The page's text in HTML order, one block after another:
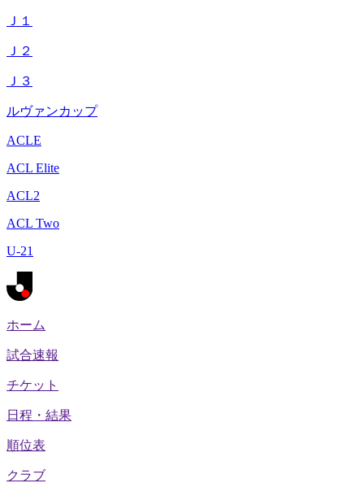
Ｊ１
Ｊ２
Ｊ３
ルヴァンカップ
ACLE
ACL Elite
ACL2
ACL Two
U-21
ホーム
試合速報
チケット
日程・結果
順位表
クラブ